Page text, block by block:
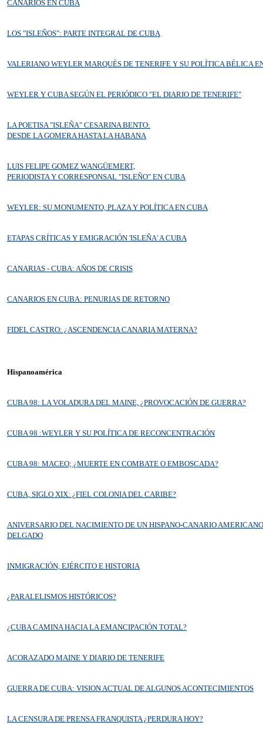
CANARIOS EN CUBA
LOS "ISLEÑOS": PARTE INTEGRAL DE CUBA
VALERIANO WEYLER MARQUÉS DE TENERIFE Y SU POLÍTICA BÉLICA
WEYLER Y CUBA SEGÚN EL PERIÓDICO "EL DIARIO DE TENERIFE"
LA POETISA "ISLEÑA" CESARINA BENTO:
DESDE LA GOMERA HASTA LA HABANA
LUIS FELIPE GOMEZ WANGÜEMERT,
PERIODISTA Y CORRESPONSAL "ISLEÑO" EN CUBA
WEYLER: SU MONUMENTO, PLAZA Y POLÍTICA EN CUBA
ETAPAS CRÍTICAS Y EMIGRACIÓN 'ISLEÑA' A CUBA
CANARIAS - CUBA: AÑOS DE CRISIS
CANARIOS EN CUBA: PENURIAS DE RETORNO
FIDEL CASTRO: ¿ASCENDENCIA CANARIA MATERNA?
Hispanoamérica
CUBA 98: LA VOLADURA DEL MAINE, ¿PROVOCACIÓN DE GUERRA?
CUBA 98 :WEYLER Y SU POLÍTICA DE RECONCENTRACIÓN
CUBA 98: MACEO; ¿MUERTE EN COMBATE O EMBOSCADA?
CUBA, SIGLO XIX: ¿FIEL COLONIA DEL CARIBE?
ANIVERSARIO DEL NACIMIENTO DE UN HISPANO-CANARIO
DELGADO
INMIGRACIÓN, EJÉRCITO E HISTORIA
¿PARALELISMOS HISTÓRICOS?
¿CUBA CAMINA HACIA LA EMANCIPACIÓN TOTAL?
ACORAZADO MAINE Y DIARIO DE TENERIFE
GUERRA DE CUBA: VISION ACTUAL DE ALGUNOS ACONTECIMIENTOS
LA CENSURA DE PRENSA FRANQUISTA ¿PERDURA HOY?